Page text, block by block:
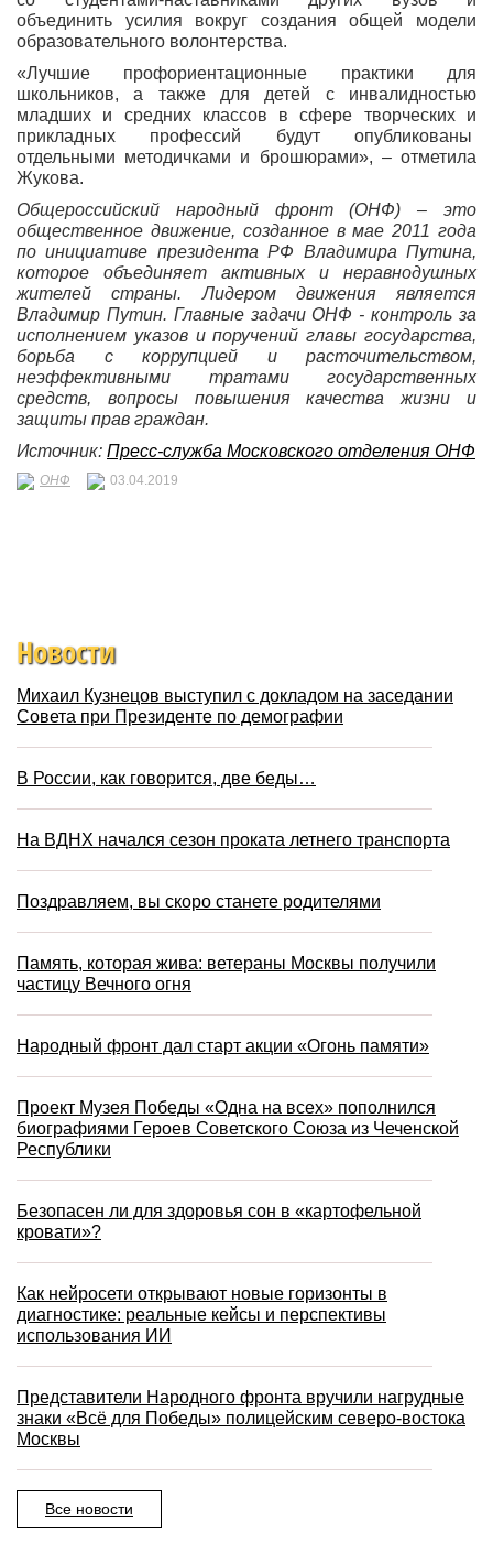
объединить усилия вокруг создания общей модели
образовательного волонтерства.
«Лучшие профориентационные практики для
школьников, а также для детей с инвалидностью
младших и средних классов в сфере творческих и
прикладных профессий будут опубликованы
отдельными методичками и брошюрами», – отметила
Жукова.
Общероссийский народный фронт (ОНФ) – это
общественное движение, созданное в мае 2011 года
по инициативе президента РФ Владимира Путина,
которое объединяет активных и неравнодушных
жителей страны. Лидером движения является
Владимир Путин. Главные задачи ОНФ - контроль за
исполнением указов и поручений главы государства,
борьба с коррупцией и расточительством,
неэффективными тратами государственных
средств, вопросы повышения качества жизни и
защиты прав граждан.
Источник: Пресс-служба Московского отделения ОНФ
ОНФ 03.04.2019
Новости
Михаил Кузнецов выступил с докладом на заседании
Совета при Президенте по демографии
В России, как говорится, две беды…
На ВДНХ начался сезон проката летнего транспорта
Поздравляем, вы скоро станете родителями
Память, которая жива: ветераны Москвы получили
частицу Вечного огня
Народный фронт дал старт акции «Огонь памяти»
Проект Музея Победы «Одна на всех» пополнился
биографиями Героев Советского Союза из Чеченской
Республики
Безопасен ли для здоровья сон в «картофельной
кровати»?
Как нейросети открывают новые горизонты в
диагностике: реальные кейсы и перспективы
использования ИИ
Представители Народного фронта вручили нагрудные
знаки «Всё для Победы» полицейским северо-востока
Москвы
Все новости